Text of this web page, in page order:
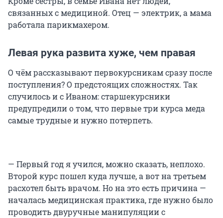
связанных с медициной. Отец — электрик, а мама
работала парикмахером.
Левая рука развита хуже, чем правая
О чём рассказывают первокурсникам сразу после
поступления? О предстоящих сложностях. Так
случилось и с Иваном: старшекурсники
предупредили о том, что первые три курса меда
самые трудные и нужно потерпеть.
— Первый год я учился, можно сказать, неплохо.
Второй курс пошел куда лучше, а вот на третьем
расхотел быть врачом. Но на это есть причина —
началась медицинская практика, где нужно было
проводить двуручные манипуляции с